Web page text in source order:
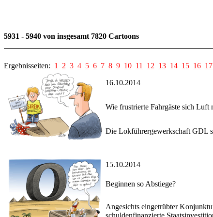
5931 - 5940 von insgesamt 7820 Cartoons
Ergebnisseiten: 1 2 3 4 5 6 7 8 9 10 11 12 13 14 15 16 17
16.10.2014
Wie frustrierte Fahrgäste sich Luft
Die Lokführergewerkschaft GDL
15.10.2014
Beginnen so Abstiege?
Angesichts eingetrübter